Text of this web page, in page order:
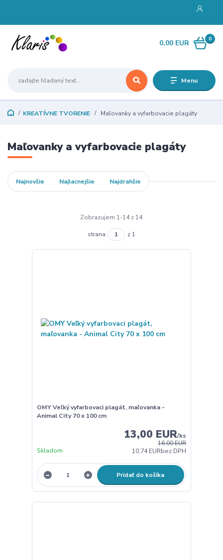
Menu
0
0,00 EUR
KREATÍVNE TVORENIE Maľovanky a vyfarbovacie plagáty
Maľovanky a vyfarbovacie plagáty
Najnovšie Najlacnejšie Najdrahšie
Zobrazujem 1-14 z 14
strana z 1
OMY Veľký vyfarbovaci plagát, maľovanka -
Animal City 70 x 100 cm
16,00 EUR
13,00 EUR/ks
10,74 EURbez DPH
Skladom
Pridať do košíka